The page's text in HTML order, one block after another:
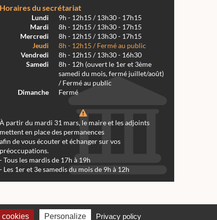
Horaires du secrétariat
Lundi
9h - 12h15 / 13h30 - 17h15
Mardi
8h - 12h15 / 13h30 - 17h15
Mercredi
8h - 12h15 / 13h30 - 17h15
Jeudi
8h - 12h15 / Fermé au public
Vendredi
8h - 12h15 / 13h30 - 16h30
Samedi
8h - 12h (ouvert le 1er et 3ème
samedi du mois, fermé juillet/août)
/ Fermé au public
Dimanche
Fermé
À partir du mardi 31 mars, le maire et les adjoints
mettent en place des permanences
afin de vous écouter et échanger sur vos
préoccupations.
- Tous les mardis de 17h à 19h
- Les 1er et 3e samedis du mois de 9h à 12h
2024 - Conception & Réalisation Web RK Création
cookies Personalize Privacy policy